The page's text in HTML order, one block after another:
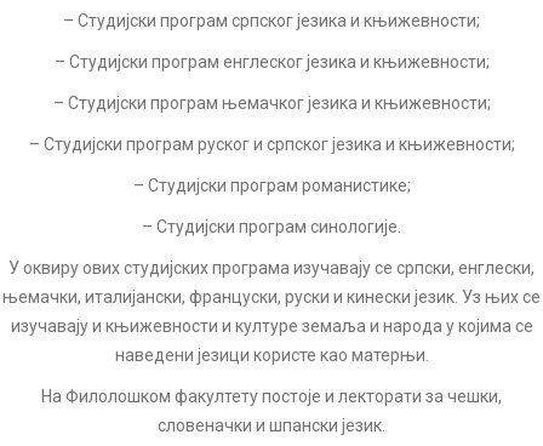
– Студијски програм српског језика и књижевности;
– Студијски програм енглеског језика и књижевности;
– Студијски програм њемачког језика и књижевности;
– Студијски програм руског и српског језика и књижевности;
– Студијски програм романистике;
– Студијски програм синологије.
У оквиру ових студијских програма изучавају се српски, енглески,
њемачки, италијански, француски, руски и кинески језик. Уз њих се
изучавају и књижевности и културе земаља и народа у којима се
наведени језици користе као матерњи.
На Филолошком факултету постоје и лекторати за чешки,
словеначки и шпански језик.